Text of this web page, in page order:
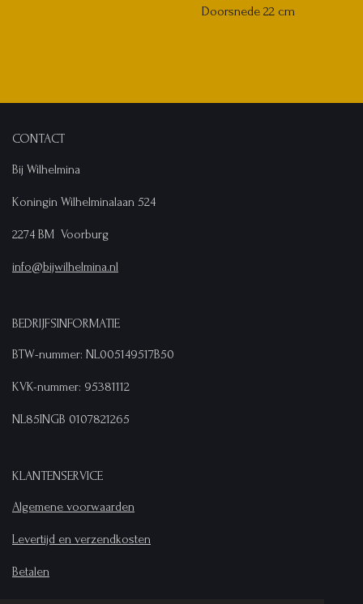
Doorsnede 22 cm
CONTACT
Bij Wilhelmina
Koningin Wilhelminalaan 524
2274 BM Voorburg
info@bijwilhelmina.nl
BEDRIJFSINFORMATIE
BTW-nummer: NL005149517B50
KVK-nummer: 95381112
NL85INGB 0107821265
KLANTENSERVICE
Algemene voorwaarden
Levertijd en verzendkosten
Betalen